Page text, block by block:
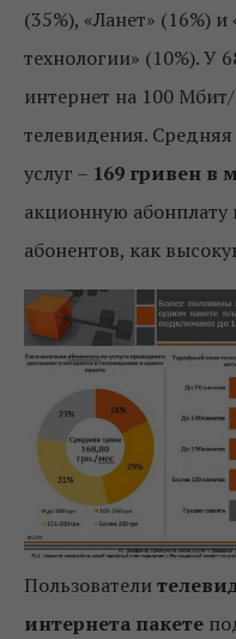
(35%), «Ланет» (16%)
технологии» (10%). У
интернет на 100
телевидения. Средняя
услуг – 169 гривен в
акционную
абонентов, как
Пользователи
интернета пакете